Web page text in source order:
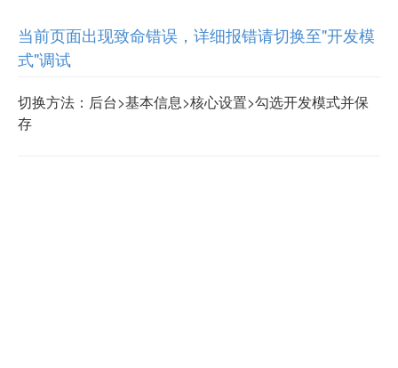
当前页面出现致命错误，详细报错请切换至"开发模
式"调试
切换方法：后台>基本信息>核心设置>勾选开发模式并保
存